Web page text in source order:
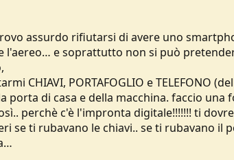
assurdo rifiutarsi di avere uno
l'aereo… e soprattutto non si può
CHIAVI, PORTAFOGLIO e TELEFONO
porta di casa e della macchina. faccio una
perchè c'è l'impronta digitale!!!!!!! ti
se ti rubavano le chiavi.. se ti rubavano il